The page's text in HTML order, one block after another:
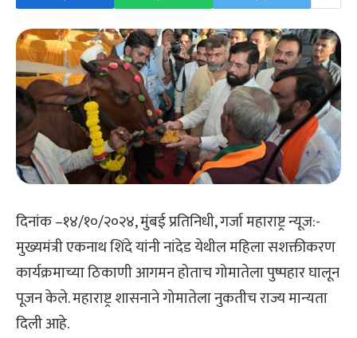
दिनांक –१४/१०/२०२४, मुंबई प्रतिनिधी, गर्जा महाराष्ट्र न्यूज:-
मुख्यमंत्री एकनाथ शिंदे यांनी नांदेड येथील महिला सशक्तीकरण
कार्यक्रमाच्या ठिकाणी आगमन होताच गोमातेला पुष्पहार घालून
पूजन केले. महाराष्ट्र शासनाने गोमातेला नुकतीच राज्य मान्यता
दिली आहे.